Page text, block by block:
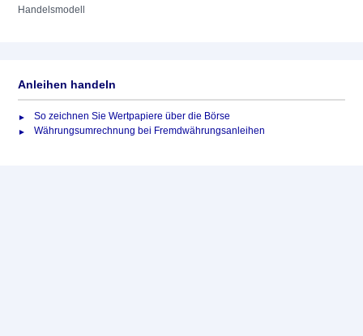
Handelsmodell
Anleihen handeln
So zeichnen Sie Wertpapiere über die Börse
Währungsumrechnung bei Fremdwährungsanleihen